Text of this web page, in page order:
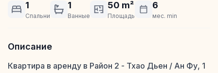
1
Спальни
1
Ванные
50 m²
Площадь
6
мес. min
Описание
Квартира в аренду в Район 2 - Тхао Дьен / Ан Фу, 1